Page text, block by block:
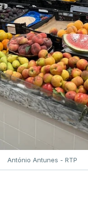
António Antunes - RTP